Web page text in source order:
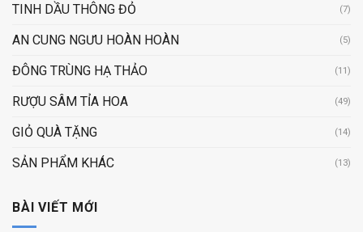
TINH DẦU THÔNG ĐỎ (7)
AN CUNG NGƯU HOÀN HOÀN (5)
ĐÔNG TRÙNG HẠ THẢO (11)
RƯỢU SÂM TỈA HOA (49)
GIỎ QUÀ TẶNG (14)
SẢN PHẨM KHÁC (13)
BÀI VIẾT MỚI